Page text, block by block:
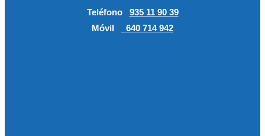
Teléfono 935 11 90 39
Móvil
640 714 942